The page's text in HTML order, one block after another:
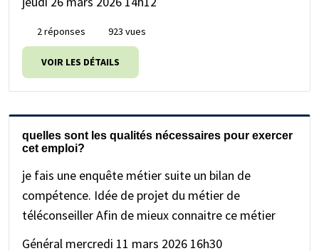
2 réponses 923 vues
VOIR LES DÉTAILS
quelles sont les qualités nécessaires pour exercer
cet emploi?
je fais une enquête métier suite un bilan de
compétence. Idée de projet du métier de
téléconseiller Afin de mieux connaitre ce métier
Général mercredi 11 mars 2026 16h30